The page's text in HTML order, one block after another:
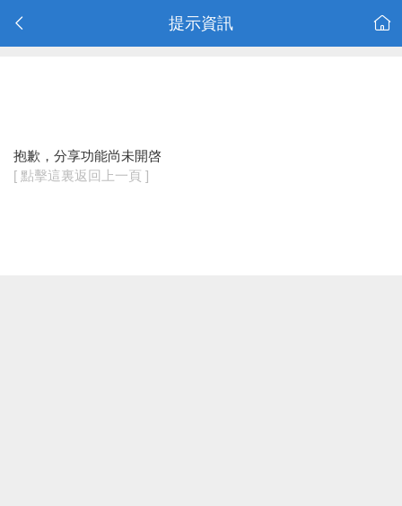
提示資訊
抱歉，分享功能尚未開啓
[ 點擊這裏返回上一頁 ]